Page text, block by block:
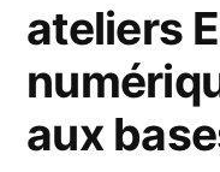
ateliers
aux